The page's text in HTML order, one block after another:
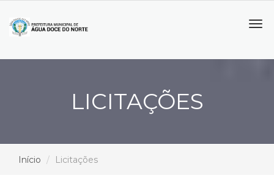
LICITAÇÕES
Início Licitações